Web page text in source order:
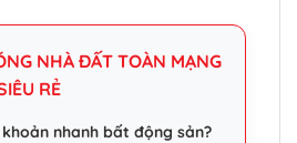
NHÀ ĐẤT TOÀN MẠNG
RẺ
nhanh bất động sản?